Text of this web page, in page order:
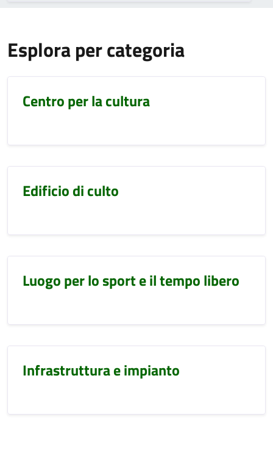
Esplora per categoria
Centro per la cultura
Edificio di culto
Luogo per lo sport e il tempo libero
Infrastruttura e impianto